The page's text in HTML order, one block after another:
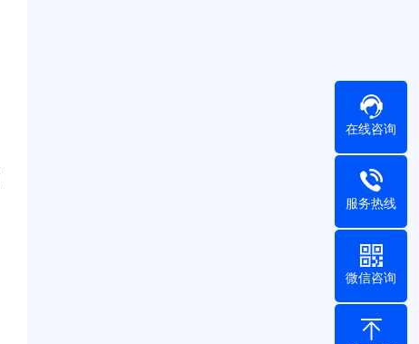
在线咨询
服务热线
微信咨询